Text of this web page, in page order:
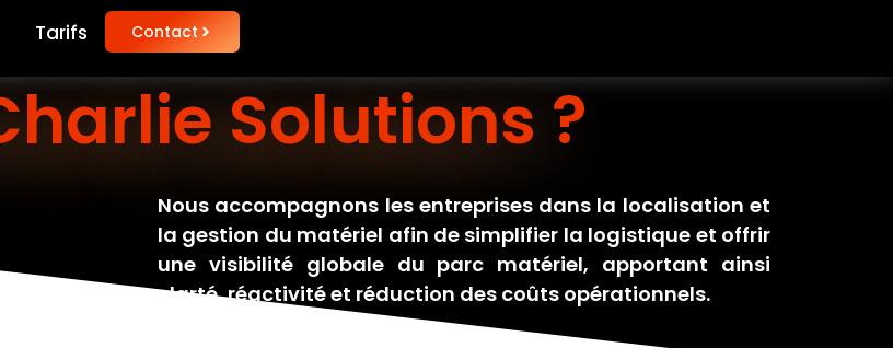
Tarifs Contact
Solutions ?
Nous accompagnons les entreprises dans la localisation et
la gestion du matériel afin de simplifier la logistique et offrir
une visibilité globale du parc matériel, apportant ainsi
clarté, réactivité et réduction des coûts opérationnels.